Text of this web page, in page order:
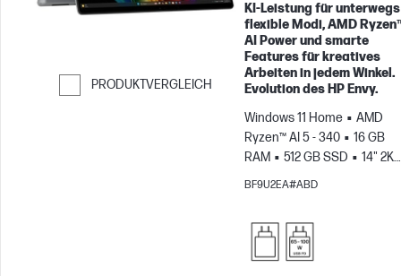
PRODUKTVERGLEICH
Weiter zum Vergleichen
KI-Leistung für unterwegs
flexible Modi, AMD
AI Power und smarte
Features für kreatives
Arbeiten in jedem Winkel.
Evolution des HP Envy.
Windows 11 Home
AMD
Ryzen™ AI 5 - 340
16 GB
RAM
512 GB SSD
14" 2K
Touchscreen
BF9U2EA#ABD